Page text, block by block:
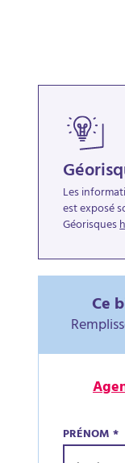
Les
est exposé
Géorisques
Ce
PRÉNOM*